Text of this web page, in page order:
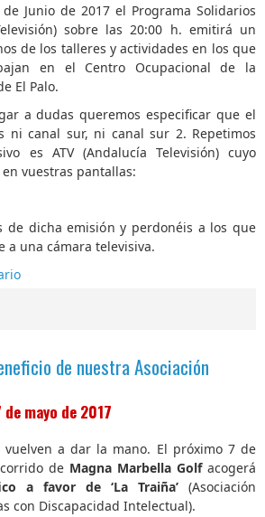
Junio de 2017 el Programa Solidarios
sobre las 20:00 h. emitirá un
de los talleres y actividades en los que
en el Centro Ocupacional de la
El Palo.
a dudas queremos especificar que el
ni canal sur, ni canal sur 2. Repetimos
es ATV (Andalucía Televisión) cuyo
vuestras pantallas:
de dicha emisión y perdonéis a los que
a una cámara televisiva.
de nuestra Asociación
mayo de 2017
a dar la mano. El próximo 7 de
de Magna Marbella Golfacogerá
a favor de ‘La Traiña’ (Asociación
con Discapacidad Intelectual).